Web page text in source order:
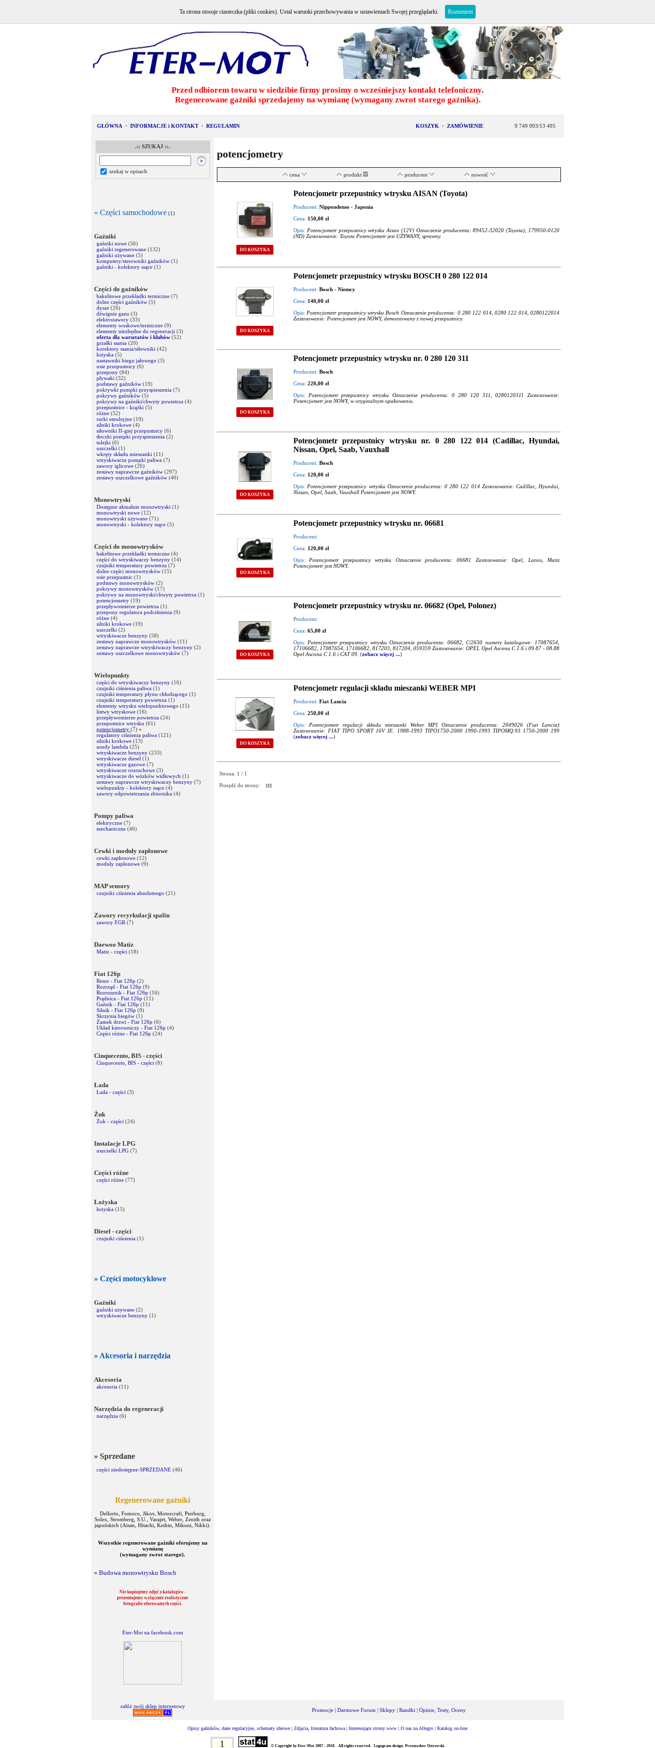
Przed odbiorem towaru w siedzibie firmy prosimy o wcześniejszy kontakt telefoniczny.
Regenerowane gaźniki sprzedajemy na wymianę (wymagany zwrot starego gaźnika).
GŁÓWNA · INFORMACJE i KONTAKT · REGULAMIN KOSZYK · ZAMÓWIENIE 9 749 993/13 495
.:: SZUKAJ ::.
szukaj w opisach
» Części samochodowe (1)
Gaźniki
gaźniki nowe (56)
gaźniki regenerowane (132)
gaźniki używane (5)
komputery/sterowniki gaźników (1)
gaźniki - kolektory ssące (1)
Części do gaźników
bakelitowe przekładki termiczne (7)
dolne części gaźników (5)
dysze (26)
dźwignie gazu (3)
elektrozawory (33)
elementy woskowe/termiczne (9)
elementy niezbędne do regeneracji (3)
oferta dla warsztatów i klubów (52)
grzałki ssania (20)
korektory ssania/siłowniki (42)
łożyska (5)
nastawniki biegu jałowego (3)
osie przepustnicy (6)
przepony (84)
pływaki (32)
podstawy gaźników (19)
pokrywki pompki przyspieszenia (7)
pokrywy gaźników (5)
pokrywy na gaźniki/chwyty powietrza (4)
przepustnice - krążki (5)
różne (52)
rurki emulsyjne (19)
silniki krokowe (4)
siłowniki II-giej przepustnicy (6)
tłoczki pompki przyspieszenia (2)
tulejki (6)
uszczelki (1)
wkręty składu mieszanki (11)
wtryskiwacze pompki paliwa (7)
zawory iglicowe (26)
zestawy naprawcze gaźników (297)
zestawy uszczelkowe gaźników (40)
Monowtryski
Dostępne aktualnie monowtryski (1)
monowtryski nowe (12)
monowtryski używane (71)
monowtryski - kolektory ssące (5)
Części do monowtrysków
bakelitowe przekładki termiczne (4)
części do wtryskiwaczy benzyny (14)
czujniki temperatury powietrza (7)
dolne części monowtrysków (15)
osie przepustnic (1)
podstawy monowtrysków (2)
pokrywy monowtrysków (17)
pokrywy na monowtryski/chwyty powietrza (1)
potencjometry (19)
przepływomierze powietrza (1)
przepony regulatora podciśnienia (9)
różne (4)
silniki krokowe (19)
uszczelki (2)
wtryskiwacze benzyny (58)
zestawy naprawcze monowtrysków (11)
zestawy naprawcze wtryskiwaczy benzyny (2)
zestawy uszczelkowe monowtrysków (7)
Wielopunkty
części do wtryskiwaczy benzyny (16)
czujniki ciśnienia paliwa (1)
czujniki temperatury płynu chłodzącego (1)
czujniki temperatury powietrza (1)
elementy wtrysku wielopunktowego (15)
listwy wtryskowe (16)
przepływomierze powietrza (24)
przepustnice wtrysku (61)
potencjometry (7) »
regulatory ciśnienia paliwa (121)
silniki krokowe (13)
sondy lambda (25)
wtryskiwacze benzyny (233)
wtryskiwacze diesel (1)
wtryskiwacze gazowe (7)
wtryskiwacze rozruchowe (3)
wtryskiwacze do wózków widłowych (1)
zestawy naprawcze wtryskiwaczy benzyny (7)
wielopunkty - kolektory ssące (4)
zawory odpowietrzania zbiornika (4)
Pompy paliwa
elektryczne (7)
mechaniczne (46)
Cewki i moduły zapłonowe
cewki zapłonowe (12)
moduły zapłonowe (9)
MAP sensory
czujniki ciśnienia absolutnego (21)
Zawory recyrkulacji spalin
zawory EGR (7)
Daewoo Matiz
Matiz - części (18)
Fiat 126p
Resor - Fiat 126p (2)
Rozrząd - Fiat 126p (9)
Rozrusznik - Fiat 126p (16)
Prądnica - Fiat 126p (11)
Gaźnik - Fiat 126p (11)
Silnik - Fiat 126p (9)
Skrzynia biegów (1)
Zamek drzwi - Fiat 126p (6)
Układ kierowniczy - Fiat 126p (4)
Części różne - Fiat 126p (24)
Cinquecento, BIS - części
Cinquecento, BIS - części (8)
Łada
Łada - części (3)
Żuk
Żuk - części (24)
Instalacje LPG
uszczelki LPG (7)
Części różne
części różne (77)
Łożyska
łożyska (15)
Diesel - części
czujniki ciśnienia (1)
» Części motocyklowe
Gaźniki
gaźniki używane (2)
wtryskiwacze benzyny (1)
» Akcesoria i narzędzia
Akcesoria
akcesoria (11)
Narzędzia do regeneracji
narzędzia (6)
» Sprzedane
części niedostępne-SPRZEDANE (46)
Regenerowane gaźniki
Dellorto, Fomoco, Jikov, Motorcraft, Pierburg,
Solex, Stromberg, S.U., Varajet, Weber, Zenith oraz
japońskich (Aisan, Hitachi, Keihin, Mikuni, Nikki).
Wszystkie regenerowane gaźniki oferujemy na
wymianę
(wymagany zwrot starego).
» Budowa monowtrysku Bosch
Nie kopiujemy zdjęć z katalogów -
prezentujemy wyłącznie realistyczne
fotografie oferowanych części.
Eter-Mot na facebook.com
potencjometry
cena produkt producent nowość
DO KOSZYKA
Potencjometr przepustnicy wtrysku AISAN (Toyota)
Producent: Nippondenso - Japonia
Cena: 150,00 zł
Opis: Potencjometr przepustnicy wtrysku Aisan (12V) Oznaczenie producenta: 89452-32020 (Toyota), 179950-0120
(ND) Zastosowanie: Toyota Potencjometr jest UŻYWANY, sprawny.
DO KOSZYKA
Potencjometr przepustnicy wtrysku BOSCH 0 280 122 014
Producent: Bosch - Niemcy
Cena: 140,00 zł
Opis: Potencjometr przepustnicy wtrysku Bosch Oznaczenie producenta: 0 280 122 014, 0280 122 014, 0280122014
Zastosowanie: Potencjometr jest NOWY, demontowany z nowej przepustnicy.
DO KOSZYKA
Potencjometr przepustnicy wtrysku nr. 0 280 120 311
Producent: Bosch
Cena: 220,00 zł
Opis:
Potencjometr przepustnicy wtrysku Oznaczenie producenta: 0 280 120 311, 0280120311 Zastosowanie:
Potencjometr jest NOWY, w oryginalnym opakowaniu.
DO KOSZYKA
Potencjometr przepustnicy wtrysku nr. 0 280 122 014 (Cadillac, Hyundai,
Nissan, Opel, Saab, Vauxhall
Producent: Bosch
Cena: 120,00 zł
Opis: Potencjometr przepustnicy wtrysku Oznaczenie producenta: 0 280 122 014 Zastosowanie: Cadillac, Hyundai,
Nissan, Opel, Saab, Vauxhall Potencjometr jest NOWY.
DO KOSZYKA
Potencjometr przepustnicy wtrysku nr. 06681
Producent:
Cena: 120,00 zł
Opis:
Potencjometr przepustnicy wtrysku Oznaczenie producenta: 06681 Zastosowanie: Opel, Lanos, Matiz
Potencjometr jest NOWY.
DO KOSZYKA
Potencjometr przepustnicy wtrysku nr. 06682 (Opel, Polonez)
Producent:
Cena: 65,00 zł
Opis: Potencjometr przepustnicy wtrysku Oznaczenie producenta: 06682, C/2630 numery katalogowe: 17087654,
17106682, 17087654, 17106682, 817203, 817204, 059359 Zastosowanie: OPEL Opel Ascona C 1.6 i 09.87 - 08.88
Opel Ascona C 1.6 i CAT 09. (zobacz więcej ...)
DO KOSZYKA
Potencjometr regulacji składu mieszanki WEBER MPI
Producent: Fiat Lancia
Cena: 250,00 zł
Opis:
Potencjometr regulacji składu mieszanki Weber MPI Oznaczenie producenta: 2049026 (Fiat Lancia)
Zastosowanie: FIAT TIPO SPORT 16V IE. 1988-1993 TIPO1750-2000 1990-1993 TIPOMQ.93 1750-2000 199
(zobacz więcej ...)
Strona: 1 / 1
Przejdź do strony:
[1]
załóż swój sklep internetowy
Promocje | Darmowe Forum | Sklepy | Randki | Opinie, Testy, Oceny
Opisy gaźników, dane regulacyjne, schematy ideowe | Zdjęcia, literatura fachowa | Interesujące strony www | O nas na Allegro | Katalog on-line
1 © Copyright by Eter-Mot 2007 - 2018. All rights reserved. Logogram design: Przemysław Ostrowski.
Ta strona stosuje ciasteczka (pliki cookies). Ustal warunki przechowywania w ustawieniach Swojej przeglądarki. Rozumiem